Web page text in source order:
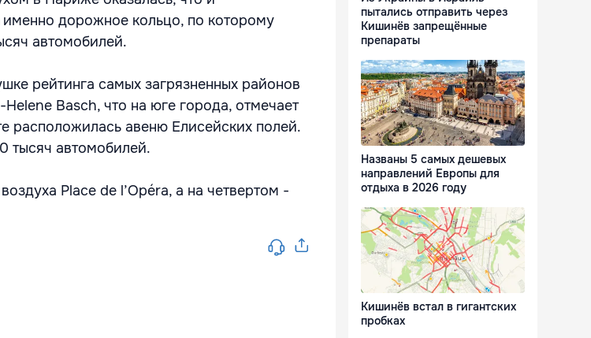
дорожное кольцо, по которому
автомобилей.
рейтинга самых загрязненных районов
Basch, что на юге города, отмечает
расположилась авеню Елисейских полей.
тысяч автомобилей.
Place de l’Opéra, а на четвертом -
пытались отправить через
Кишинёв запрещённые
препараты
Названы 5 самых дешевых
направлений Европы для
отдыха в 2026 году
Кишинёв встал в гигантских
пробках